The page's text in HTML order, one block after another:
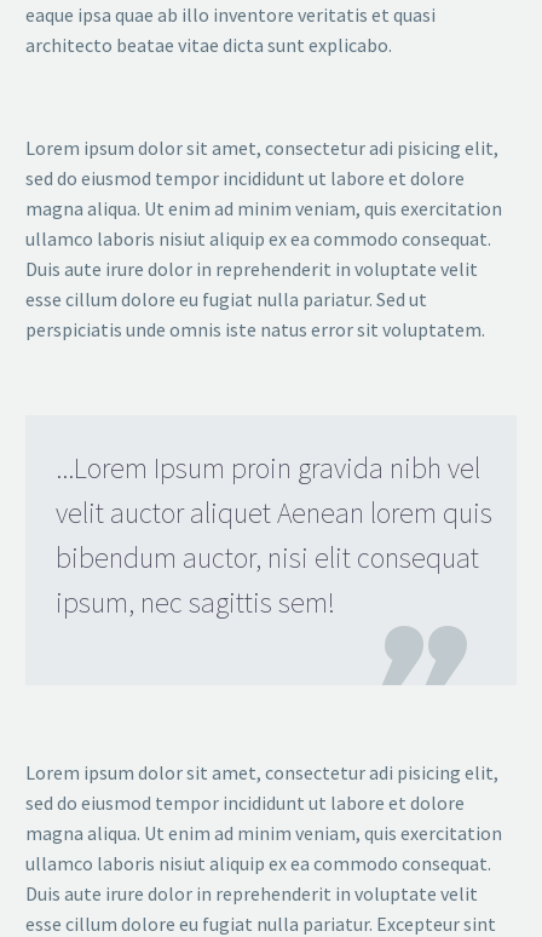
eaque ipsa quae ab illo inventore veritatis et quasi
architecto beatae vitae dicta sunt explicabo.
Lorem ipsum dolor sit amet, consectetur adi pisicing elit,
sed do eiusmod tempor incididunt ut labore et dolore
magna aliqua. Ut enim ad minim veniam, quis exercitation
ullamco laboris nisiut aliquip ex ea commodo consequat.
Duis aute irure dolor in reprehenderit in voluptate velit
esse cillum dolore eu fugiat nulla pariatur. Sed ut
perspiciatis unde omnis iste natus error sit voluptatem.
...Lorem Ipsum proin gravida nibh vel
velit auctor aliquet Aenean lorem quis
bibendum auctor, nisi elit consequat
ipsum, nec sagittis sem!
Lorem ipsum dolor sit amet, consectetur adi pisicing elit,
sed do eiusmod tempor incididunt ut labore et dolore
magna aliqua. Ut enim ad minim veniam, quis exercitation
ullamco laboris nisiut aliquip ex ea commodo consequat.
Duis aute irure dolor in reprehenderit in voluptate velit
esse cillum dolore eu fugiat nulla pariatur. Excepteur sint